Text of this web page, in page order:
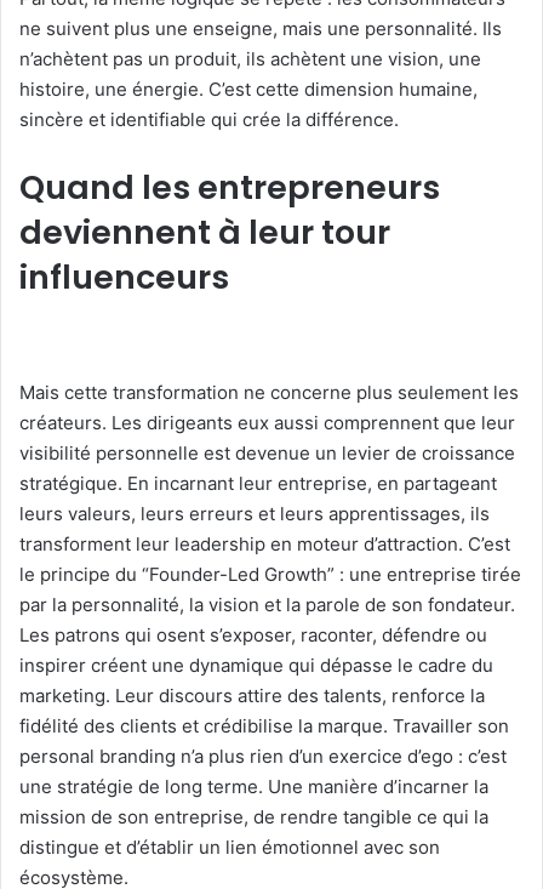
ne suivent plus une enseigne, mais une personnalité. Ils
n’achètent pas un produit, ils achètent une vision, une
histoire, une énergie. C’est cette dimension humaine,
sincère et identifiable qui crée la différence.
Quand les entrepreneurs
deviennent à leur tour
influenceurs
Mais cette transformation ne concerne plus seulement les
créateurs. Les dirigeants eux aussi comprennent que leur
visibilité personnelle est devenue un levier de croissance
stratégique. En incarnant leur entreprise, en partageant
leurs valeurs, leurs erreurs et leurs apprentissages, ils
transforment leur leadership en moteur d’attraction. C’est
le principe du “Founder-Led Growth” : une entreprise tirée
par la personnalité, la vision et la parole de son fondateur.
Les patrons qui osent s’exposer, raconter, défendre ou
inspirer créent une dynamique qui dépasse le cadre du
marketing. Leur discours attire des talents, renforce la
fidélité des clients et crédibilise la marque. Travailler son
personal branding n’a plus rien d’un exercice d’ego : c’est
une stratégie de long terme. Une manière d’incarner la
mission de son entreprise, de rendre tangible ce qui la
distingue et d’établir un lien émotionnel avec son
écosystème.